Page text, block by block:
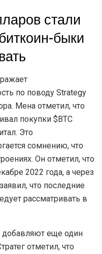
стали
быки
по поводу Strategy
Мена отметил, что
покупки $BTC
Это
сомнению, что
Он отметил, что
2022 года, а через
что последние
рассматривать в
добавляют еще один
отметил, что